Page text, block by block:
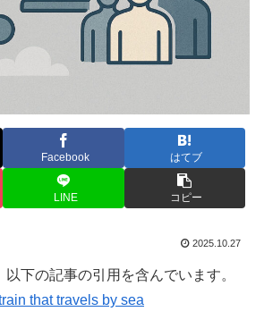
Facebook はてブ
LINE コピー
2025.10.27
下の記事の引用を含んでいます。
that travels by sea